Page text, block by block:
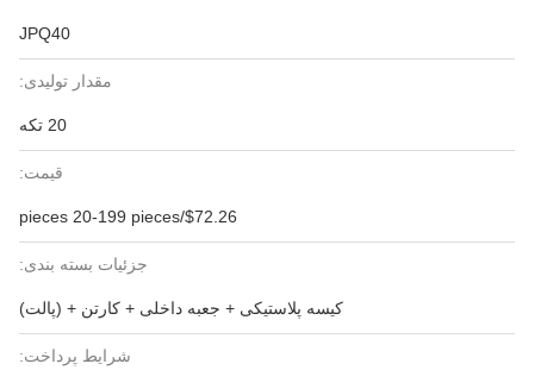
JPQ40
مقدار تولیدی:
20 تکه
قیمت:
$72.26/pieces 20-199 pieces
جزئیات بسته بندی:
کیسه پلاستیکی + جعبه داخلی + کارتن + (پالت)
شرایط پرداخت: